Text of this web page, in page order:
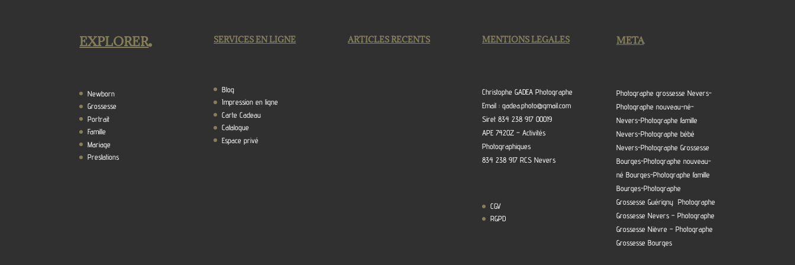
EXPLORER
Newborn
Grossesse
Portrait
Famille
Mariage
Prestations
SERVICES EN LIGNE
Blog
Impression en ligne
Carte Cadeau
Catalogue
Espace privé
ARTICLES RECENTS MENTIONS LEGALES
Christophe GADEA Photographe
Email : gadea.photo@gmail.com
Siret 834 238 917 00019
APE 7420Z – Activités
Photographiques
834 238 917 RCS Nevers
CGV
RGPD
META
Photographe grossesse Nevers-
Photographe nouveau-né-
Nevers-Photographe famille
Nevers-Photographe bébé
Nevers-Photographe Grossesse
Bourges-Photographe nouveau-
né Bourges-Photographe famille
Bourges-Photographe
Grossesse Guérigny Photographe
Grossesse Nevers – Photographe
Grossesse Nièvre – Photographe
Grossesse Bourges